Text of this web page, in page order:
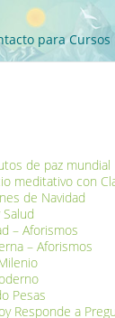
para Cursos
de paz mundial
meditativo con
de Navidad
– Aforismos
– Aforismos
Pesas
Responde a